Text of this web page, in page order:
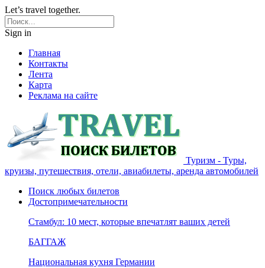
Let’s travel together.
Sign in
Главная
Контакты
Лента
Карта
Реклама на сайте
Туризм - Туры,
круизы, путешествия, отели, авиабилеты, аренда автомобилей
Поиск любых билетов
Достопримечательности
Стамбул: 10 мест, которые впечатлят ваших детей
БАГГАЖ
Национальная кухня Германии